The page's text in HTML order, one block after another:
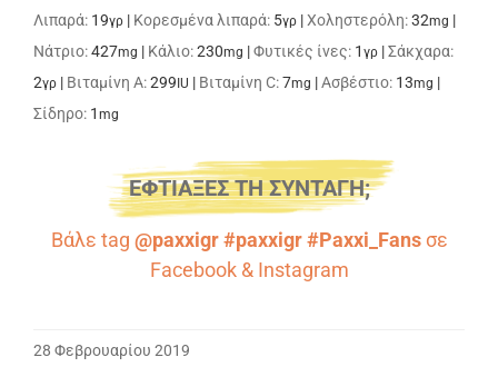
Λιπαρά: 19γρ | Κορεσμένα λιπαρά: 5γρ |Χοληστερόλη:32mg |
Νάτριο:427mg | Κάλιο:230mg |Φυτικές ίνες: 1 γρ |Σάκχαρα:
2γρ | Βιταμίνη A:299IU | Βιταμίνη C:7mg |Ασβέστιο: 13mg |
Σίδηρο: 1 mg
ΕΦΤΙΑΞΕΣ ΤΗ ΣΥΝΤΑΓΗ;
Βάλε tag @paxxigr #paxxigr #Paxxi_Fansσε
Facebook& Instagram
28 Φεβρουαρίου 2019